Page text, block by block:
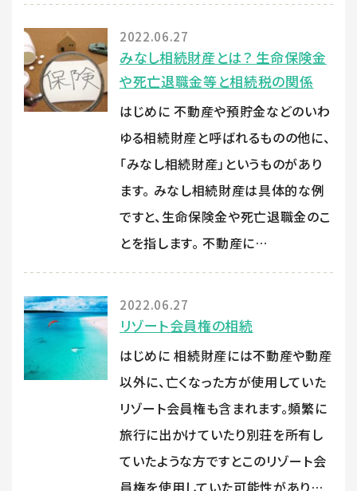
2022.06.27
みなし相続財産とは？ 生命保険金
や死亡退職金等と相続税の関係
はじめに 不動産や預貯金などのいわ
ゆる相続財産と呼ばれるものの他に、
「みなし相続財産」というものがあり
ます。 みなし相続財産は具体的な例
ですと、生命保険金や死亡退職金のこ
とを指します。 不動産に…
2022.06.27
リゾート会員権の相続
はじめに 相続財産には不動産や動産
以外に、亡くなった方が使用していた
リゾート会員権も含まれます。頻繁に
旅行に出かけていたり別荘を所有し
ていたような方ですとこのリゾート会
員権を使用していた可能性があり…